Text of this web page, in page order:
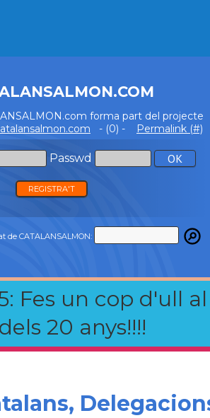
forma part del projecte
- (0) - Permalink (#)
Passwd
REGISTRA'T
de CATALANSALMON:
Fes un cop d'ull al
20 anys!!!!